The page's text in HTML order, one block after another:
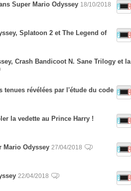
Super Mario Odyssey 18/10/2018
Splatoon 2 et The Legend of
Crash Bandicoot N. Sane Trilogy et la
tenues révélées par l'étude du code
la vedette au Prince Harry !
Mario Odyssey 27/04/2018
22/04/2018